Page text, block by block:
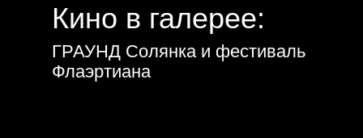
Кино в галерее:
ГРАУНД Солянка и фестиваль
Флаэртиана